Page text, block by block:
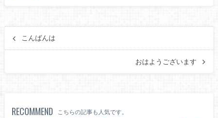
こんばんは
おはようございます
RECOMMEND こちらの記事も人気です。